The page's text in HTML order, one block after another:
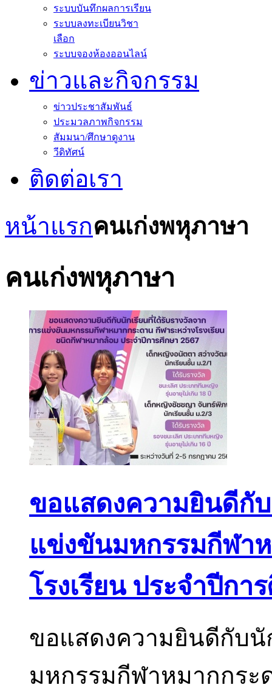
ระบบบันทึกผลการเรียน
ระบบลงทะเบียนวิชา
เลือก
ระบบจองห้องออนไลน์
ข่าวและกิจกรรม
ข่าวประชาสัมพันธ์
ประมวลภาพกิจกรรม
สัมมนา/ศึกษาดูงาน
วีดิทัศน์
ติดต่อเรา
หน้าแรกคนเก่งพหุภาษา
คนเก่งพหุภาษา
ขอแสดงความยินดีกับ
แข่งขันมหกรรมกีฬา
โรงเรียน ประจำปีก
ขอแสดงความยินดีกับนั
มหกรรมกีฬาหมากกระ